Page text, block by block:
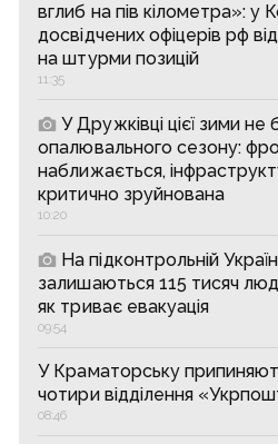
вглиб на пів кілометра»: у
досвідчених офіцерів рф
на штурми позицій
11:35
У Дружківці цієї зими не
опалювального сезону:
наближається,
критично зруйнована
10:20
На підконтрольній
залишаються 115 тисяч
як триває евакуація
09:54
У Краматорську
чотири відділення
08:46